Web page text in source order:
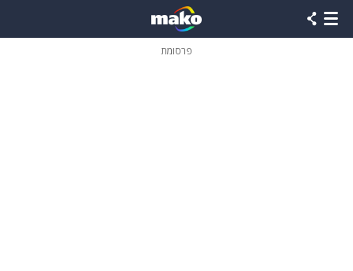
פרסומת